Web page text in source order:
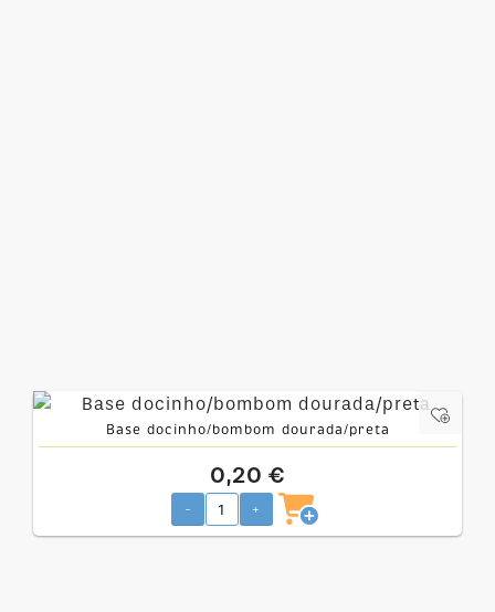
Base docinho/bombom dourada/preta
0,20 €
- +